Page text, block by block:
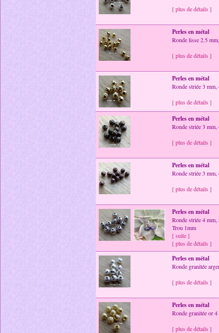
[ plus de détails ]
Perles en métal
Ronde lisse 2.5
[ plus de détails ]
Perles en métal
Ronde striée 3 mm,
[ plus de détails ]
Perles en métal
Ronde striée 3
[ plus de détails ]
Perles en métal
Ronde striée 3
[ plus de détails ]
Perles en métal
Ronde striée 4
Trou 1mm
[ suite ]
[ plus de détails ]
Perles en métal
Ronde granitée
[ plus de détails ]
Perles en métal
Ronde granitée or
[ plus de détails ]